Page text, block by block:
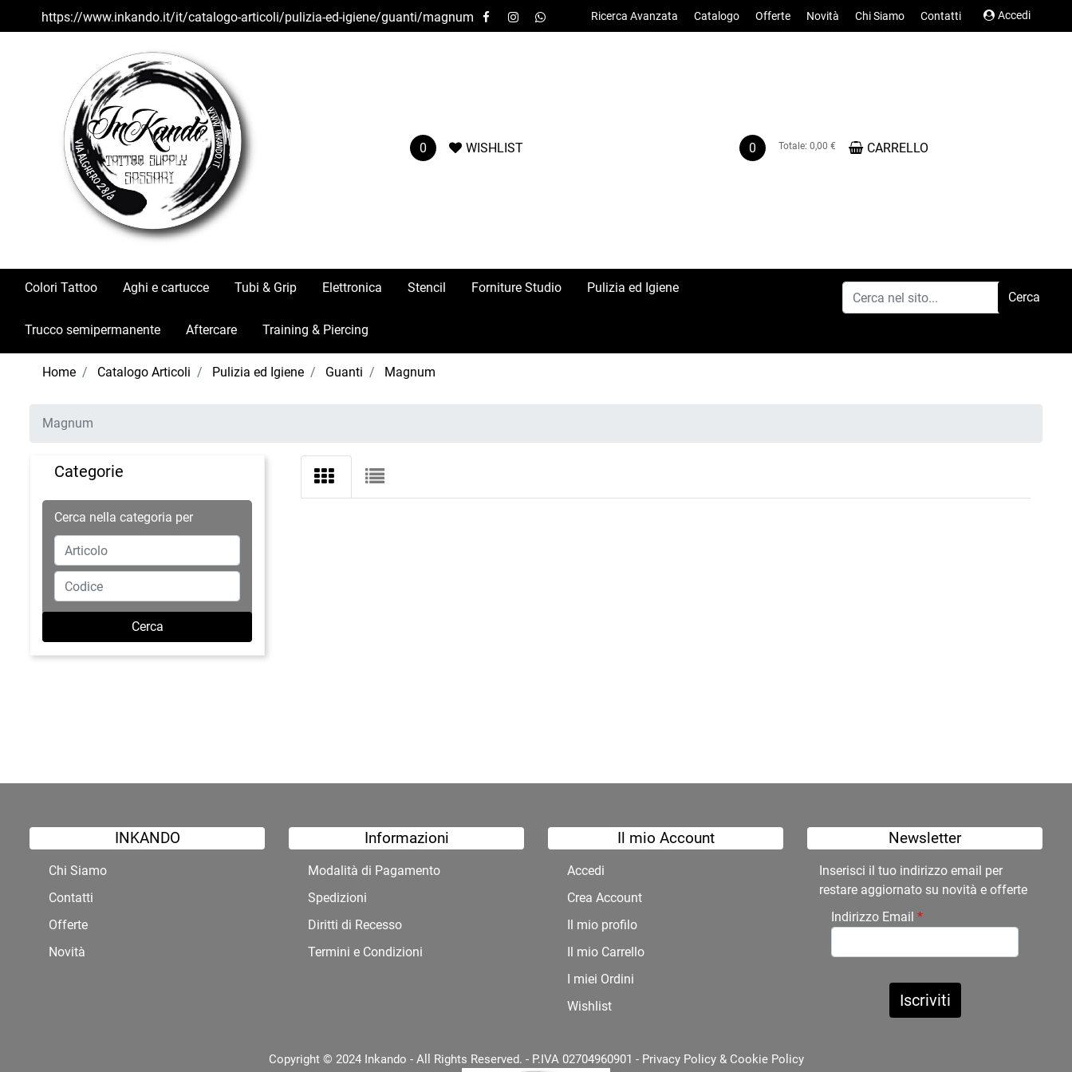
https://www.inkando.it/it/catalogo-articoli/pulizia-ed-igiene/guanti/magnum Ricerca Avanzata Catalogo Offerte Novità Chi Siamo Contatti Accedi
0 WISHLIST 0 Totale:0,00 € CARRELLO
Colori Tattoo Aghi e cartucce Tubi & Grip Elettronica Stencil Forniture Studio Pulizia ed Igiene
Trucco semipermanente Aftercare Training & Piercing
Home Catalogo Articoli Pulizia ed Igiene Guanti Magnum
Magnum
Categorie
Cerca nella categoria per
INKANDO
Chi Siamo
Contatti
Offerte
Novità
Informazioni
Modalità di Pagamento
Spedizioni
Diritti di Recesso
Termini e Condizioni
Il mio Account
Accedi
Crea Account
Il mio profilo
Il mio Carrello
I miei Ordini
Wishlist
Newsletter
Inserisci il tuo indirizzo email per
restare aggiornato su novità e offerte
Indirizzo Email *
Copyright © 2024 Inkando - All Rights Reserved. - P.IVA 02704960901 - Privacy Policy& Cookie Policy